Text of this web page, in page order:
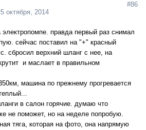
октября, 2014
#86
электропомпе. правда первый раз снимал
сейчас поставил на "+" красный
сбросил верхний шланг с нее, на
и маслает в правильном
машина по прежнему прогревается
в салон горячие. думаю что
не поможет, но на неделе попробую.
тяга, которая на фото, она напрямую